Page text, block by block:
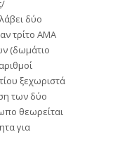
δύο
τρίτο ΑΜΑ
(δωμάτιο
ξεχωριστά
των δύο
θεωρείται
για